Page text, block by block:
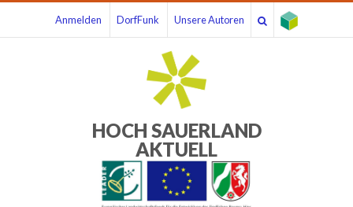
Anmelden DorfFunk Unsere Autoren
HOCH SAUERLAND
AKTUELL